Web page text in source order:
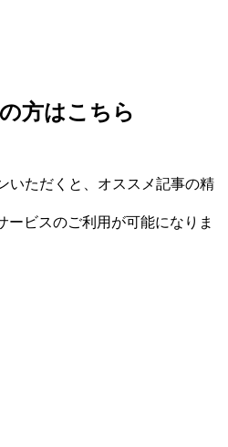
方はこちら
いただくと、オススメ記事の精
ービスのご利用が可能になりま